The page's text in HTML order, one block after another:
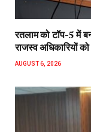
रतलाम को टॉप-5 में
राजस्व अधिकारियों
AUGUST 6, 2026